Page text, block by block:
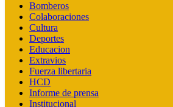
Bomberos
Colaboraciones
Cultura
Deportes
Educacion
Extravios
Fuerza libertaria
HCD
Informe de prensa
Institucional